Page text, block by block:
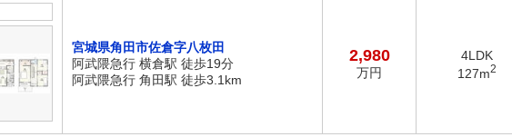
宮城県角田市佐倉字八枚田
阿武隈急行 横倉駅 徒歩19分
阿武隈急行 角田駅 徒歩3.1km
2,980
万円
4LDK
127m2